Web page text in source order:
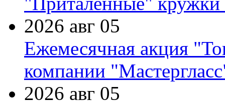
2026 авг 05
Ежемесячная акция
компании
2026 авг 05